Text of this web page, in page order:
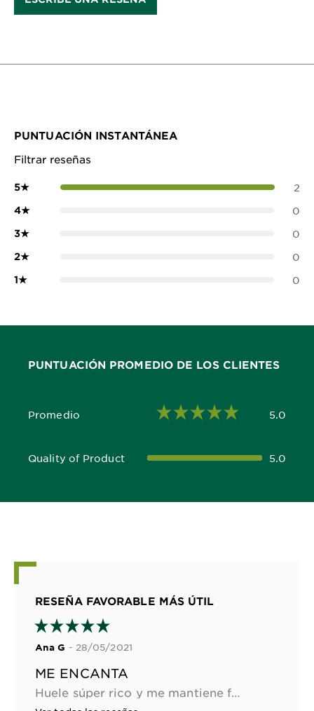
PUNTUACIÓN INSTANTÁNEA
Filtrar reseñas
5★ 2
4★ 0
3★ 0
2★ 0
1★ 0
PUNTUACIÓN PROMEDIO DE LOS CLIENTES
Promedio
5.0 out of 5 stars 5.0
Quality of Product
5.0 out of 5 stars 5.0
RESEÑA FAVORABLE MÁS ÚTIL
Ana G - 28/05/2021
ME ENCANTA